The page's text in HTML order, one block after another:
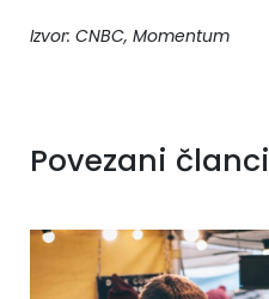
Izvor: CNBC, Momentum
Povezani članci